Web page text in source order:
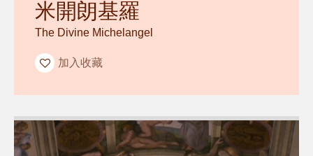
米開朗基羅
The Divine Michelangel
加入收藏